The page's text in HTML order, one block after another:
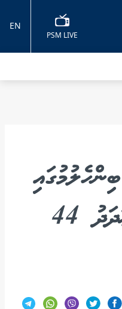
PSM LIVE
EN
މަރުވި މީހުންގެ ޢަދަދު 44